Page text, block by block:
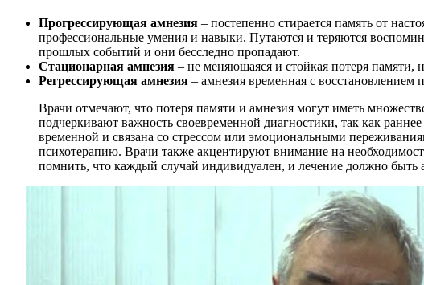
Прогрессирующая амнезия – постепенно стирается память от
профессиональные умения и навыки. Путаются и теряются
прошлых событий и они бесследно пропадают.
Стационарная амнезия – не меняющаяся и стойкая потеря памяти,
Регрессирующая амнезия – амнезия временная с
Врачи отмечают, что потеря памяти и амнезия могут иметь
подчеркивают важность своевременной диагностики, так как
временной и связана со стрессом или эмоциональными
психотерапию. Врачи также акцентируют внимание на
помнить, что каждый случай индивидуален, и лечение должно быть